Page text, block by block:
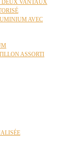
DEUX VANTAUX
AVEC
ASSORTI